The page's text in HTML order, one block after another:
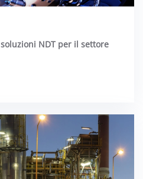
soluzioni NDT per il settore